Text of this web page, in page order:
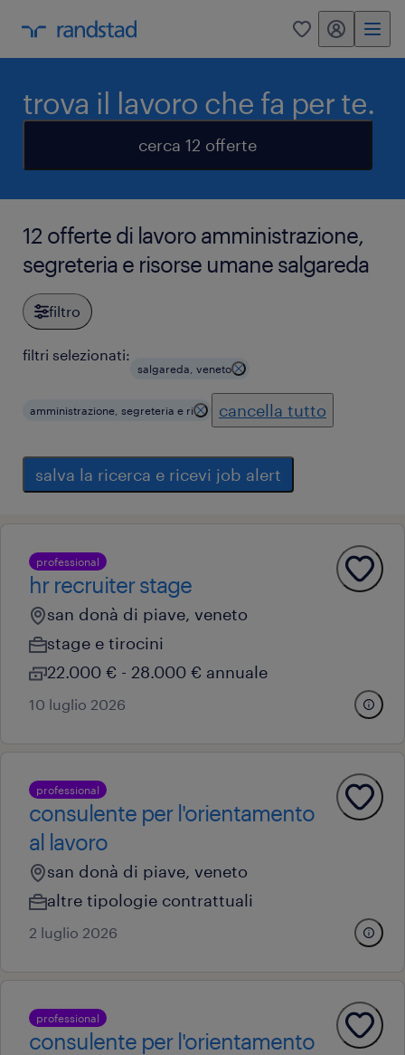
0 my randstad
trova il lavoro che fa per te.
cerca 12 offerte
12 offerte di lavoro amministrazione,
segreteria e risorse umane salgareda
filtro
filtri selezionati:
salgareda, veneto
amministrazione, segreteria e ri cancella tutto
salva la ricerca e ricevi job alert
professional
hr recruiter stage
san donà di piave, veneto
stage e tirocini
22.000 € - 28.000 € annuale
10 luglio 2026
professional
consulente per l'orientamento
al lavoro
san donà di piave, veneto
altre tipologie contrattuali
2 luglio 2026
professional
consulente per l'orientamento